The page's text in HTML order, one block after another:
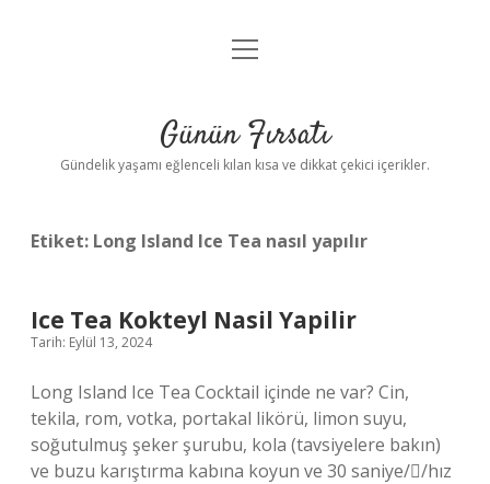
Anasayfa
Yasal Uyarı
menüyü
Günün Fırsatı
Gündelik yaşamı eğlenceli kılan kısa ve dikkat çekici içerikler.
Etiket: Long Island Ice Tea nasıl yapılır
Ice Tea Kokteyl Nasil Yapilir
Tarih: Eylül 13, 2024
Long Island Ice Tea Cocktail içinde ne var? Cin,
tekila, rom, votka, portakal likörü, limon suyu,
soğutulmuş şeker şurubu, kola (tavsiyelere bakın)
ve buzu karıştırma kabına koyun ve 30 saniye//hız